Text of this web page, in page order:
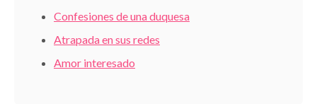
Confesiones de una duquesa
Atrapada en sus redes
Amor interesado